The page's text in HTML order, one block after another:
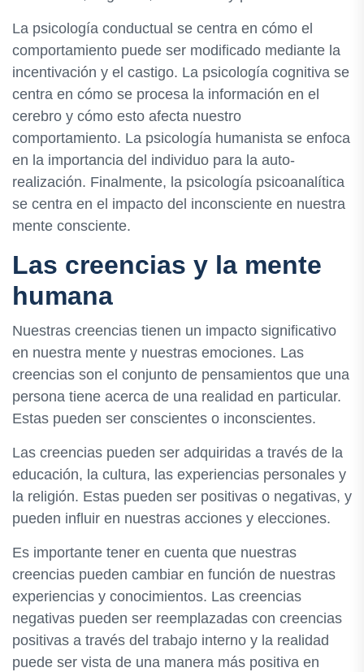
La psicología conductual se centra en cómo el
comportamiento puede ser modificado mediante la
incentivación y el castigo. La psicología cognitiva se
centra en cómo se procesa la información en el
cerebro y cómo esto afecta nuestro
comportamiento. La psicología humanista se enfoca
en la importancia del individuo para la auto-
realización. Finalmente, la psicología psicoanalítica
se centra en el impacto del inconsciente en nuestra
mente consciente.
Las creencias y la mente
humana
Nuestras creencias tienen un impacto significativo
en nuestra mente y nuestras emociones. Las
creencias son el conjunto de pensamientos que una
persona tiene acerca de una realidad en particular.
Estas pueden ser conscientes o inconscientes.
Las creencias pueden ser adquiridas a través de la
educación, la cultura, las experiencias personales y
la religión. Estas pueden ser positivas o negativas, y
pueden influir en nuestras acciones y elecciones.
Es importante tener en cuenta que nuestras
creencias pueden cambiar en función de nuestras
experiencias y conocimientos. Las creencias
negativas pueden ser reemplazadas con creencias
positivas a través del trabajo interno y la realidad
puede ser vista de una manera más positiva en